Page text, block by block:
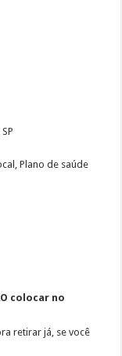
Plano de saúde
colocar no
retirar já, se você